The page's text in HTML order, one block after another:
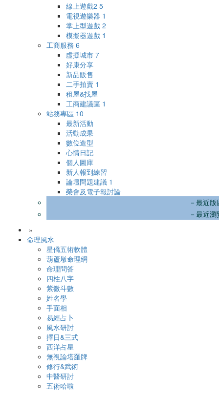
線上遊戲2 5
電視遊樂器 1
掌上型遊戲 2
模擬器遊戲 1
工商服務 6
虛擬城市 7
好康分享
新品販售
二手拍賣 1
租屋&找屋
工商建議區 1
站務專區 10
最新活動
活動成果
數位造型
心情日記
個人圖庫
新人報到練習
論壇問題建議 1
榮會及電子報討論
－最近版
－最近瀏
»
命理風水
星僑五術軟體
葫蘆墩命理網
命理問答
四柱八字
紫微斗數
姓名學
手面相
易經占卜
風水研討
擇日&三式
西洋占星
無視論塔羅牌
修行&武術
中醫研討
五術哈啦